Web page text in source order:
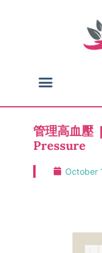
管理高血壓
Pressure
October